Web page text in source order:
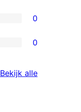
0
0
Bekijk alle